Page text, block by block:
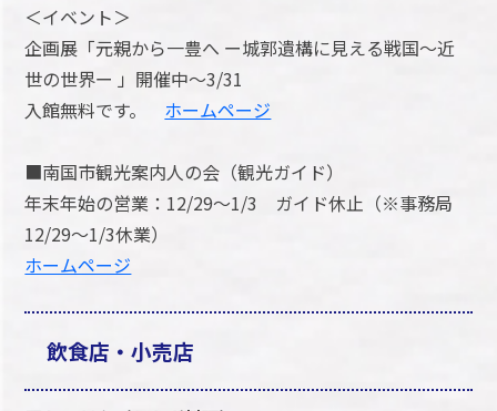
＜イベント＞
企画展「元親から一豊へ ー城郭遺構に見える戦国〜近
世の世界ー 」開催中～3/31
入館無料です。 ホームページ
■南国市観光案内人の会（観光ガイド）
年末年始の営業：12/29～1/3 ガイド休止（※事務局
12/29～1/3休業）
ホームページ
飲食店・小売店